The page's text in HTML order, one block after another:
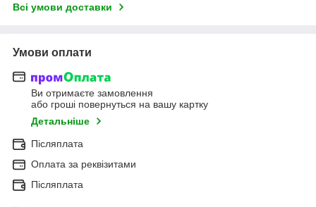
Всі умови доставки
Умови оплати
Ви отримаєте замовлення
або гроші повернуться на вашу картку
Детальніше
Післяплата
Оплата за реквізитами
Післяплата